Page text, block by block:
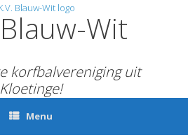
Wit
korfbalvereniging uit
Kloetinge!
Menu